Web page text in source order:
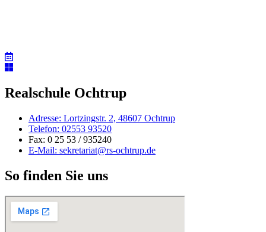
Realschule Ochtrup
Adresse: Lortzingstr. 2, 48607 Ochtrup
Telefon: 02553 93520
Fax: 0 25 53 / 935240
E-Mail: sekretariat@rs-ochtrup.de
So finden Sie uns